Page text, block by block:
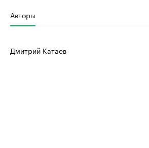
Авторы
Дмитрий Катаев